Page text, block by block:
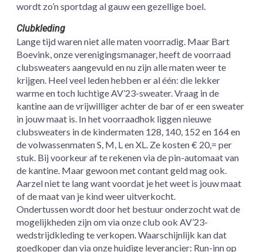
wordt zo’n sportdag al gauw een gezellige boel.
Clubkleding
Lange tijd waren niet alle maten voorradig. Maar Bart
Boevink, onze verenigingsmanager, heeft de voorraad
clubsweaters aangevuld en nu zijn alle maten weer te
krijgen. Heel veel leden hebben er al één: die lekker
warme en toch luchtige AV’23-sweater. Vraag in de
kantine aan de vrijwilliger achter de bar of er een sweater
in jouw maat is. In het voorraadhok liggen nieuwe
clubsweaters in de kindermaten 128, 140, 152 en 164 en
de volwassenmaten S, M, L en XL. Ze kosten € 20,= per
stuk. Bij voorkeur af te rekenen via de pin-automaat van
de kantine. Maar gewoon met contant geld mag ook.
Aarzel niet te lang want voordat je het weet is jouw maat
of de maat van je kind weer uitverkocht.
Ondertussen wordt door het bestuur onderzocht wat de
mogelijkheden zijn om via onze club ook AV’23-
wedstrijdkleding te verkopen. Waarschijnlijk kan dat
goedkoper dan via onze huidige leverancier: Run-inn op